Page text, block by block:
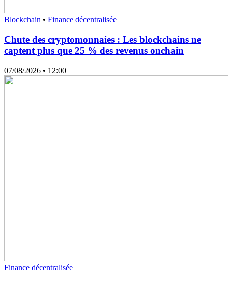
Blockchain • Finance décentralisée
Chute des cryptomonnaies : Les blockchains ne
captent plus que 25 % des revenus onchain
07/08/2026 • 12:00
Finance décentralisée